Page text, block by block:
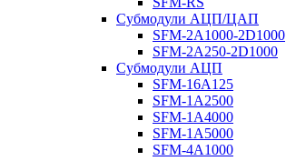
Субмодули АЦП/ЦАП
SFM-2A1000-2D1000
SFM-2A250-2D1000
Субмодули АЦП
SFM-16A125
SFM-1A2500
SFM-1A4000
SFM-1A5000
SFM-4A1000